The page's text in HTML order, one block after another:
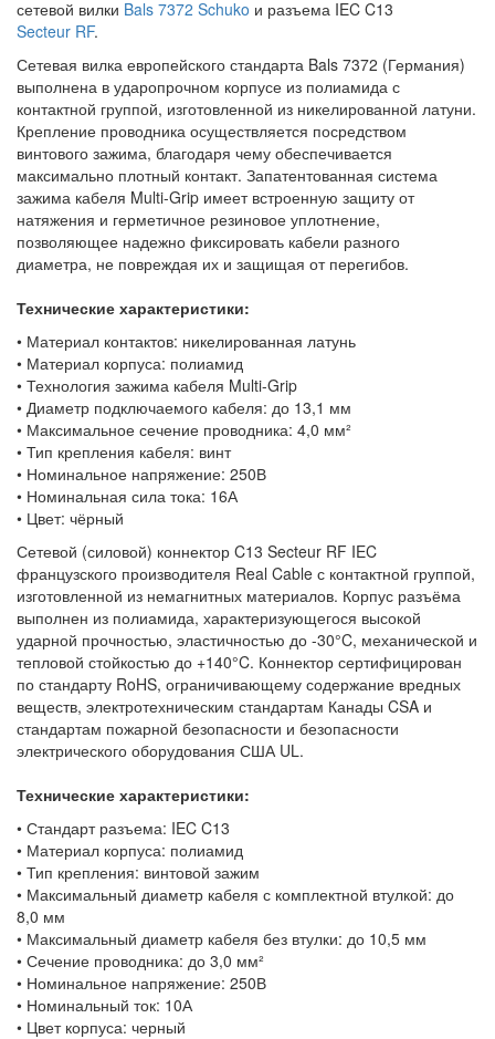
сетевой вилки Bals 7372 Schuko и разъема IEC C13
Secteur RF.
Сетевая вилка европейского стандарта Bals 7372 (Германия)
выполнена в ударопрочном корпусе из полиамида с
контактной группой, изготовленной из никелированной латуни.
Крепление проводника осуществляется посредством
винтового зажима, благодаря чему обеспечивается
максимально плотный контакт. Запатентованная система
зажима кабеля Multi-Grip имеет встроенную защиту от
натяжения и герметичное резиновое уплотнение,
позволяющее надежно фиксировать кабели разного
диаметра, не повреждая их и защищая от перегибов.
Технические характеристики:
• Материал контактов: никелированная латунь
• Материал корпуса: полиамид
• Технология зажима кабеля Multi-Grip
• Диаметр подключаемого кабеля: до 13,1 мм
• Максимальное сечение проводника: 4,0 мм²
• Тип крепления кабеля: винт
• Номинальное напряжение: 250В
• Номинальная сила тока: 16А
• Цвет: чёрный
Сетевой (силовой) коннектор C13 Secteur RF IEC
французского производителя Real Cable с контактной группой,
изготовленной из немагнитных материалов. Корпус разъёма
выполнен из полиамида, характеризующегося высокой
ударной прочностью, эластичностью до -30°C, механической и
тепловой стойкостью до +140°C. Коннектор сертифицирован
по стандарту RoHS, ограничивающему содержание вредных
веществ, электротехническим стандартам Канады CSA и
стандартам пожарной безопасности и безопасности
электрического оборудования США UL.
Технические характеристики:
• Стандарт разъема: IEC C13
• Материал корпуса: полиамид
• Тип крепления: винтовой зажим
• Максимальный диаметр кабеля с комплектной втулкой: до
8,0 мм
• Максимальный диаметр кабеля без втулки: до 10,5 мм
• Сечение проводника: до 3,0 мм²
• Номинальное напряжение: 250В
• Номинальный ток: 10А
• Цвет корпуса: черный